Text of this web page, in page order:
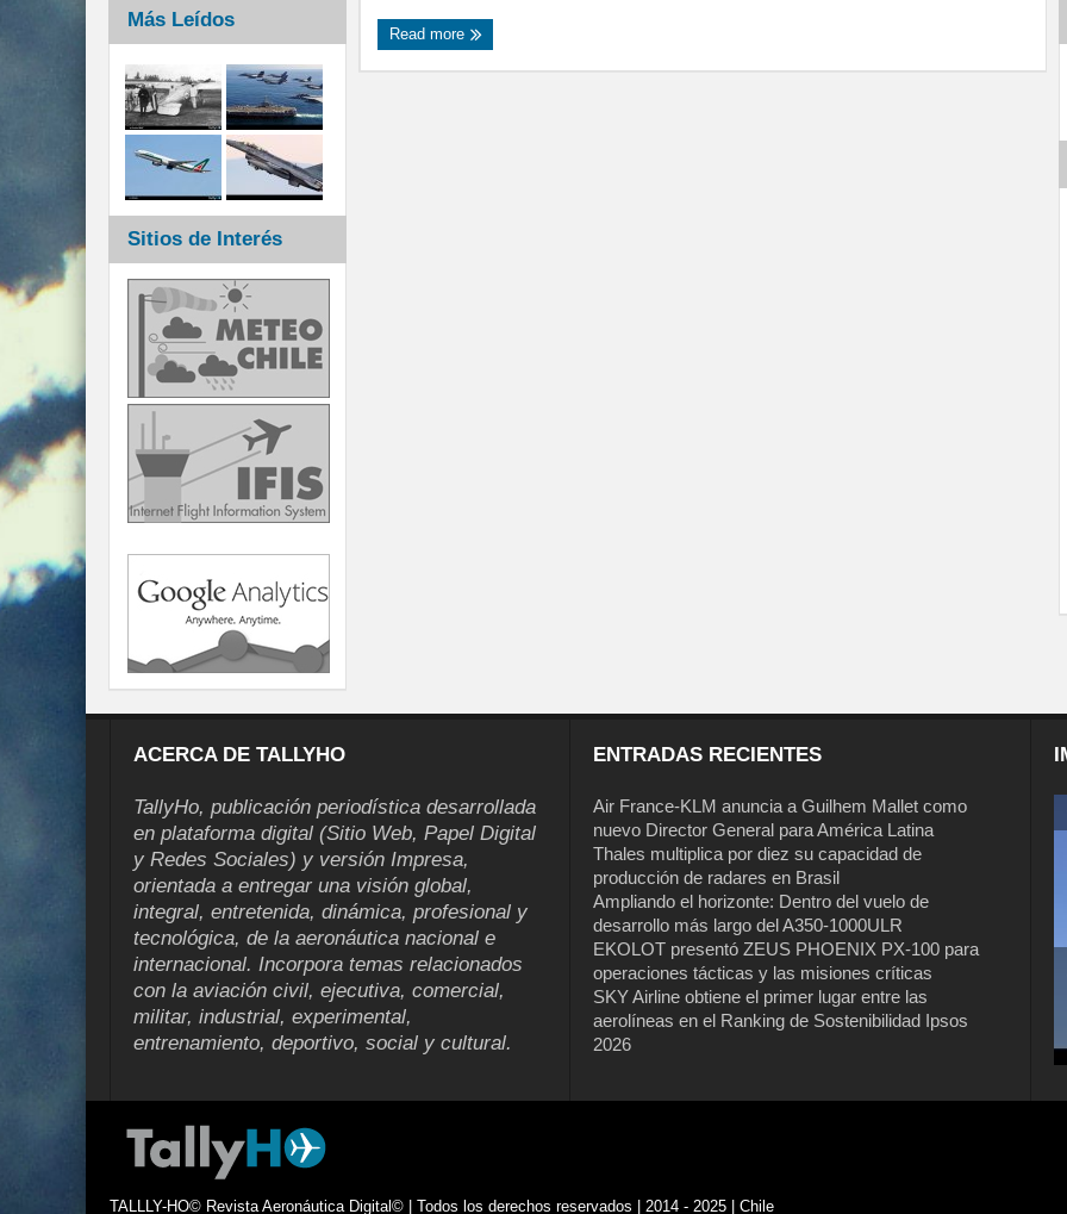
Read more
Más Leídos
Sitios de Interés
ACERCA DE TALLYHO
TallyHo, publicación periodística desarrollada
en plataforma digital (Sitio Web, Papel Digital
y Redes Sociales) y versión Impresa,
orientada a entregar una visión global,
integral, entretenida, dinámica, profesional y
tecnológica, de la aeronáutica nacional e
internacional. Incorpora temas relacionados
con la aviación civil, ejecutiva, comercial,
militar, industrial, experimental,
entrenamiento, deportivo, social y cultural.
ENTRADAS RECIENTES
Air France-KLM anuncia a Guilhem Mallet como
nuevo Director General para América Latina
Thales multiplica por diez su capacidad de
producción de radares en Brasil
Ampliando el horizonte: Dentro del vuelo de
desarrollo más largo del A350-1000ULR
EKOLOT presentó ZEUS PHOENIX PX-100 para
operaciones tácticas y las misiones críticas
SKY Airline obtiene el primer lugar entre las
aerolíneas en el Ranking de Sostenibilidad Ipsos
2026
Air France-KLM anuncia a Guilhem
Mallet como nuevo Director General
para América Latina
TALLLY-HO© Revista Aeronáutica Digital© | Todos los derechos reservados | 2014 - 2025 | Chile